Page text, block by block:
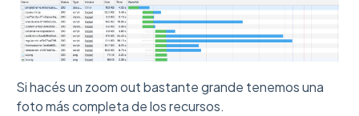
Si hacés un zoom out bastante grande tenemos una
foto más completa de los recursos.